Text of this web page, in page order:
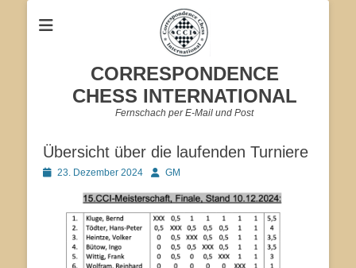
CORRESPONDENCE
CHESS INTERNATIONAL
Fernschach per E-Mail und Post
Übersicht über die laufenden Turniere
Veröffentlicht
23. Dezember 2024 AutorGM